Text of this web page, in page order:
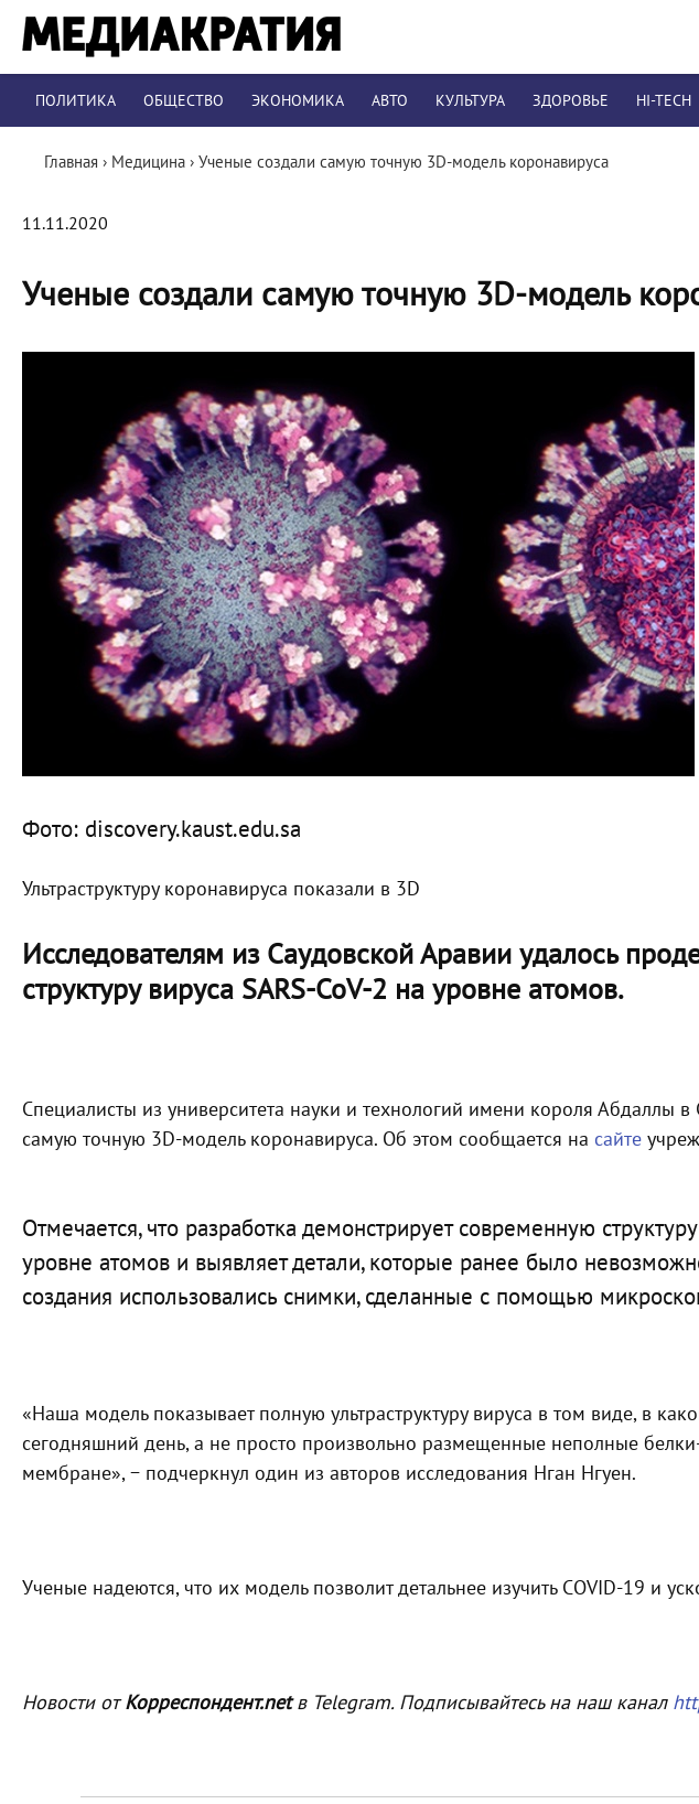
ПОЛИТИКА ОБЩЕСТВО ЭКОНОМИКА АВТО КУЛЬТУРА ЗДОРОВЬЕ HI-TECH
Главная › Медицина › Ученые создали самую точную 3D-модель коронавируса
11.11.2020
Ученые создали самую точную 3D-модель
Фото: discovery.kaust.edu.sa
Ультраструктуру коронавируса показали в 3D
Исследователям из Саудовской Аравии удалось
структуру вируса SARS-CoV-2 на уровне атомов.
Специалисты из университета науки и технологий имени короля Абдаллы
самую точную 3D-модель коронавируса. Об этом сообщается на сайте
Отмечается, что разработка демонстрирует современную
уровне атомов и выявляет детали, которые ранее было
создания использовались снимки, сделанные с помощью
«Наша модель показывает полную ультраструктуру вируса в том виде, в
сегодняшний день, а не просто произвольно размещенные неполные
мембране», − подчеркнул один из авторов исследования Нган Нгуен.
Ученые надеются, что их модель позволит детальнее изучить COVID-19 и
Новости отКорреспондент.netв Telegram. Подписывайтесь на наш канал